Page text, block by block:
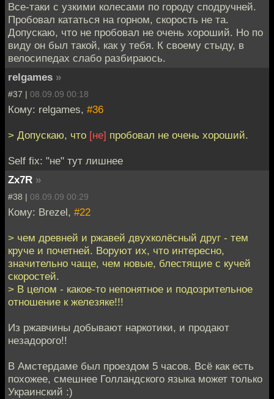
Все-таки с узкими колесами по городу сподручней.
Пробовал кататься на горном, скорость не та.
Допускаю, что не пробовал не очень хороший. Но по
виду он был такой, как у тебя. К своему стыду, в
велосипедах слабо разбираюсь.
relgames »
#37 | 08.09.09 00:18
Кому: relgames, #36
> Допускаю, что [не] пробовал не очень хороший.
Self fix: "не" тут лишнее
Zx7R »
#38 | 08.09.09 00:29
Кому: Brezel, #22
> чем древней и ржавей двухколёсный друг - тем
круче и почетней. Воруют их, что интересно,
значительно чаще, чем новые, блестящие с кучей
скоростей.
> В целом - какое-то непонятное и подозрительное
отношение к железяке!!!
Из ржавчины добывают наркотики, и продают
незадорого!!
В Амстердаме был проездом 5 часов. Всё как есть
похожее, смешнее Голландского языка может только
Украинский :)